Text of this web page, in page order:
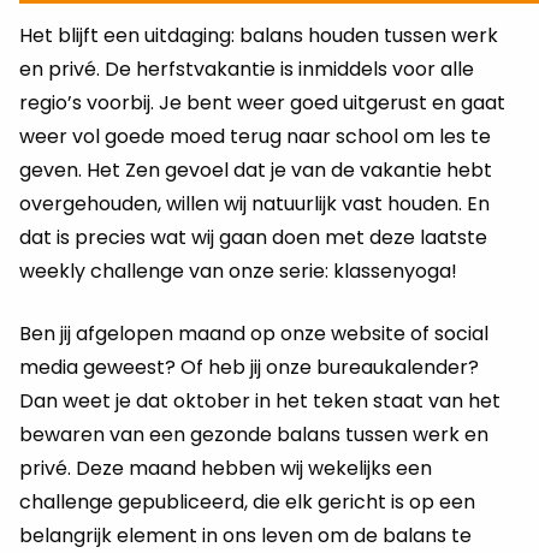
Het blijft een uitdaging: balans houden tussen werk
en privé. De herfstvakantie is inmiddels voor alle
regio’s voorbij. Je bent weer goed uitgerust en gaat
weer vol goede moed terug naar school om les te
geven. Het Zen gevoel dat je van de vakantie hebt
overgehouden, willen wij natuurlijk vast houden. En
dat is precies wat wij gaan doen met deze laatste
weekly challenge van onze serie: klassenyoga!
Ben jij afgelopen maand op onze website of social
media geweest? Of heb jij onze bureaukalender?
Dan weet je dat oktober in het teken staat van het
bewaren van een gezonde balans tussen werk en
privé. Deze maand hebben wij wekelijks een
challenge gepubliceerd, die elk gericht is op een
belangrijk element in ons leven om de balans te